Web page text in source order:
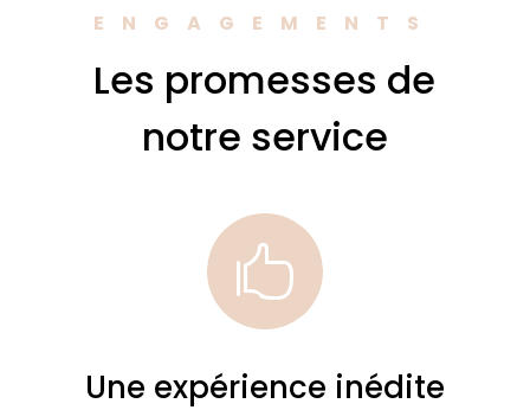
ENGAGEMENTS
Les promesses de
notre service

Une expérience inédite